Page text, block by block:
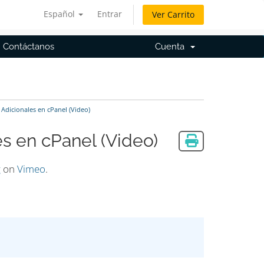
Español Entrar Ver Carrito
Contáctanos Cuenta
en cPanel (Video)
en cPanel (Video)
on Vimeo.